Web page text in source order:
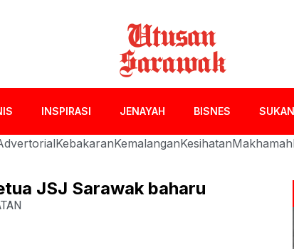
INSPIRASI JENAYAH BISNES SUKAN
KebakaranKemalanganKesihatanMakhamah
JSJ Sarawak baharu